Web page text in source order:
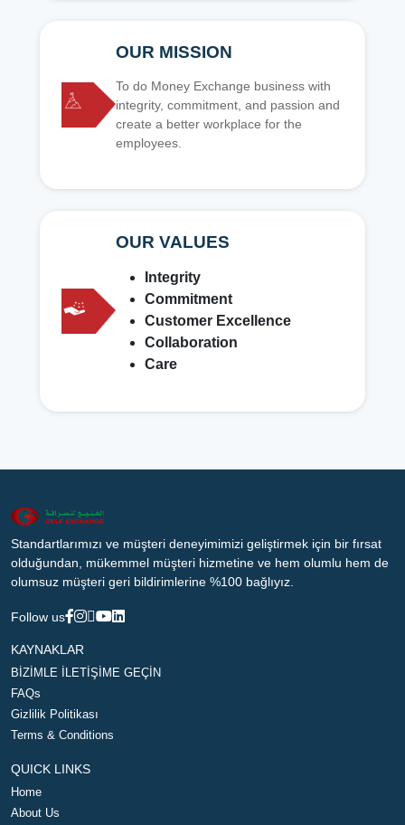
OUR MISSION
To do Money Exchange business with
integrity, commitment, and passion and
create a better workplace for the
employees.
OUR VALUES
Integrity
Commitment
Customer Excellence
Collaboration
Care
Standartlarımızı ve müşteri deneyimimizi geliştirmek için bir fırsat
olduğundan, mükemmel müşteri hizmetine ve hem olumlu hem de
olumsuz müşteri geri bildirimlerine %100 bağlıyız.
Follow us
KAYNAKLAR
BİZİMLE İLETİŞİME GEÇİN
FAQs
Gizlilik Politikası
Terms & Conditions
QUICK LINKS
Home
About Us